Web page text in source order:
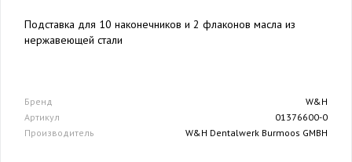
Подставка для 10 наконечников и 2 флаконов масла из
нержавеющей стали
Бренд
W&H
Артикул
01376600-0
Производитель
W&H Dentalwerk Burmoos GMBH